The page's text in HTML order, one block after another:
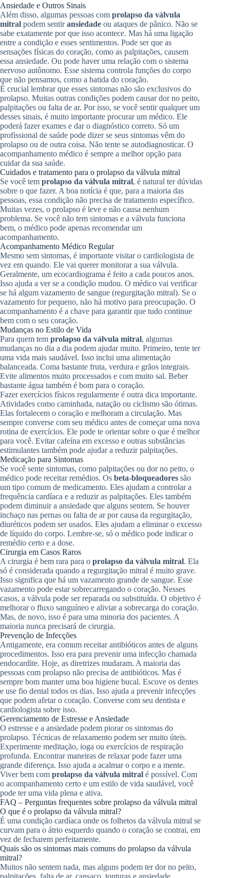
Ansiedade e Outros Sinais
Além disso, algumas pessoas com prolapso da válvula
mitral podem sentiransiedade ou ataques de pânico. Não se
sabe exatamente por que isso acontece. Mas há uma ligação
entre a condição e esses sentimentos. Pode ser que as
sensações físicas do coração, como as palpitações, causem
essa ansiedade. Ou pode haver uma relação com o sistema
nervoso autônomo. Esse sistema controla funções do corpo
que não pensamos, como a batida do coração.
É crucial lembrar que esses sintomas não são exclusivos do
prolapso. Muitas outras condições podem causar dor no peito,
palpitações ou falta de ar. Por isso, se você sentir qualquer um
desses sinais, é muito importante procurar um médico. Ele
poderá fazer exames e dar o diagnóstico correto. Só um
profissional de saúde pode dizer se seus sintomas vêm do
prolapso ou de outra coisa. Não tente se autodiagnosticar. O
acompanhamento médico é sempre a melhor opção para
cuidar da sua saúde.
Cuidados e tratamento para o prolapso da válvula mitral
Se você tem prolapso da válvula mitral, é natural ter dúvidas
sobre o que fazer. A boa notícia é que, para a maioria das
pessoas, essa condição não precisa de tratamento específico.
Muitas vezes, o prolapso é leve e não causa nenhum
problema. Se você não tem sintomas e a válvula funciona
bem, o médico pode apenas recomendar um
acompanhamento.
Acompanhamento Médico Regular
Mesmo sem sintomas, é importante visitar o cardiologista de
vez em quando. Ele vai querer monitorar a sua válvula.
Geralmente, um ecocardiograma é feito a cada poucos anos.
Isso ajuda a ver se a condição mudou. O médico vai verificar
se há algum vazamento de sangue (regurgitação mitral). Se o
vazamento for pequeno, não há motivo para preocupação. O
acompanhamento é a chave para garantir que tudo continue
bem com o seu coração.
Mudanças no Estilo de Vida
Para quem tem prolapso da válvula mitral, algumas
mudanças no dia a dia podem ajudar muito. Primeiro, tente ter
uma vida mais saudável. Isso inclui uma alimentação
balanceada. Coma bastante fruta, verdura e grãos integrais.
Evite alimentos muito processados e com muito sal. Beber
bastante água também é bom para o coração.
Fazer exercícios físicos regularmente é outra dica importante.
Atividades como caminhada, natação ou ciclismo são ótimas.
Elas fortalecem o coração e melhoram a circulação. Mas
sempre converse com seu médico antes de começar uma nova
rotina de exercícios. Ele pode te orientar sobre o que é melhor
para você. Evitar cafeína em excesso e outras substâncias
estimulantes também pode ajudar a reduzir palpitações.
Medicação para Sintomas
Se você sente sintomas, como palpitações ou dor no peito, o
médico pode receitar remédios. Os beta-bloqueadores são
um tipo comum de medicamento. Eles ajudam a controlar a
frequência cardíaca e a reduzir as palpitações. Eles também
podem diminuir a ansiedade que alguns sentem. Se houver
inchaço nas pernas ou falta de ar por causa da regurgitação,
diuréticos podem ser usados. Eles ajudam a eliminar o excesso
de líquido do corpo. Lembre-se, só o médico pode indicar o
remédio certo e a dose.
Cirurgia em Casos Raros
A cirurgia é bem rara para o prolapso da válvula mitral. Ela
só é considerada quando a regurgitação mitral é muito grave.
Isso significa que há um vazamento grande de sangue. Esse
vazamento pode estar sobrecarregando o coração. Nesses
casos, a válvula pode ser reparada ou substituída. O objetivo é
melhorar o fluxo sanguíneo e aliviar a sobrecarga do coração.
Mas, de novo, isso é para uma minoria dos pacientes. A
maioria nunca precisará de cirurgia.
Prevenção de Infecções
Antigamente, era comum receitar antibióticos antes de alguns
procedimentos. Isso era para prevenir uma infecção chamada
endocardite. Hoje, as diretrizes mudaram. A maioria das
pessoas com prolapso não precisa de antibióticos. Mas é
sempre bom manter uma boa higiene bucal. Escove os dentes
e use fio dental todos os dias. Isso ajuda a prevenir infecções
que podem afetar o coração. Converse com seu dentista e
cardiologista sobre isso.
Gerenciamento de Estresse e Ansiedade
O estresse e a ansiedade podem piorar os sintomas do
prolapso. Técnicas de relaxamento podem ser muito úteis.
Experimente meditação, ioga ou exercícios de respiração
profunda. Encontrar maneiras de relaxar pode fazer uma
grande diferença. Isso ajuda a acalmar o corpo e a mente.
Viver bem com prolapso da válvula mitral é possível. Com
o acompanhamento certo e um estilo de vida saudável, você
pode ter uma vida plena e ativa.
FAQ – Perguntas frequentes sobre prolapso da válvula mitral
O que é o prolapso da válvula mitral?
É uma condição cardíaca onde os folhetos da válvula mitral se
curvam para o átrio esquerdo quando o coração se contrai, em
vez de fecharem perfeitamente.
Quais são os sintomas mais comuns do prolapso da válvula
mitral?
Muitos não sentem nada, mas alguns podem ter dor no peito,
palpitações, falta de ar, cansaço, tonturas e ansiedade.